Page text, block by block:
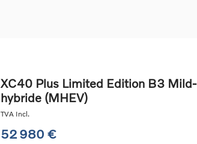
XC40 Plus Limited Edition B3 Mild-
hybride (MHEV)
TVA Incl.
52 980 €